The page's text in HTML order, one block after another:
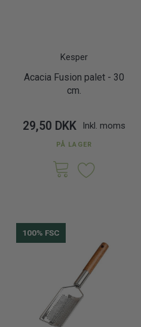
Kesper
Acacia Fusion palet - 30
cm.
29,50 DKK Inkl. moms
PÅ LAGER
100% FSC